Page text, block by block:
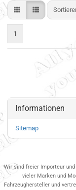
1
Informationen
Sitemap
Wir sind freier Importeur
vieler Marken und
Fahrzeughersteller und